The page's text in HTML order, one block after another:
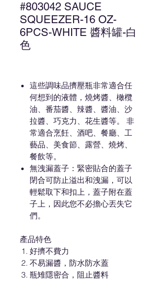
#803042 SAUCE
SQUEEZER-16 OZ-
6PCS-WHITE 醬料罐-白
色
這些調味品擠壓瓶非常適合任
何想到的液體，燒烤醬、橄欖
油、番茄醬、辣醬、醬油、沙
拉醬、巧克力、花生醬等。 非
常適合烹飪、酒吧、餐廳、工
藝品、美食節、露營、燒烤、
餐飲等。
無洩漏蓋子：緊密貼合的蓋子
閉合可防止溢出和洩漏，可以
輕鬆取下和扣上，蓋子附在蓋
子上，因此您不必擔心丟失它
們。
產品特色
好擠不費力
不易漏醬，防水防水蓋
瓶雉隱密合，阻止醬料